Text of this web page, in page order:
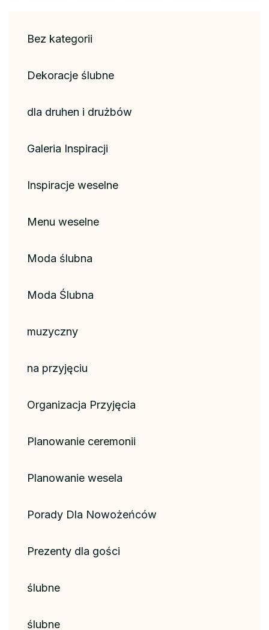
Bez kategorii
Dekoracje ślubne
dla druhen i drużbów
Galeria Inspiracji
Inspiracje weselne
Menu weselne
Moda ślubna
Moda Ślubna
muzyczny
na przyjęciu
Organizacja Przyjęcia
Planowanie ceremonii
Planowanie wesela
Porady Dla Nowożeńców
Prezenty dla gości
ślubne
ślubne